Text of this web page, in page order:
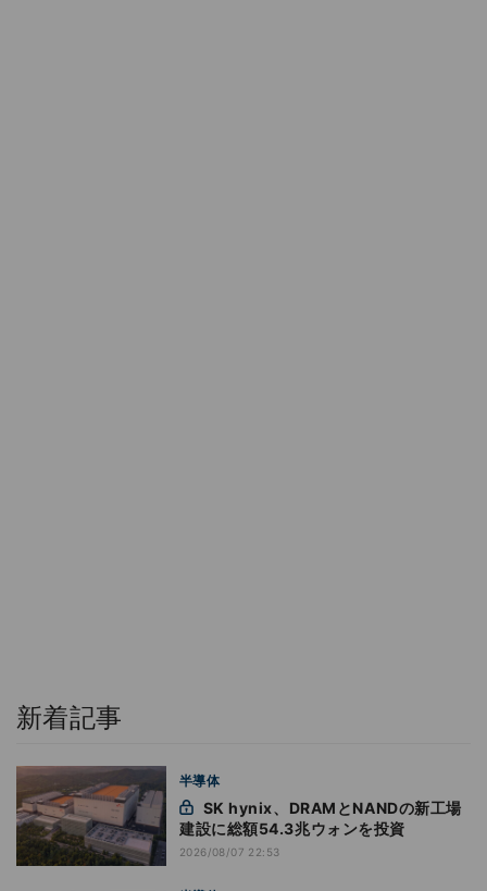
新着記事
半導体
建設に総額54.3兆ウォンを投資
2026/08/07 22:53